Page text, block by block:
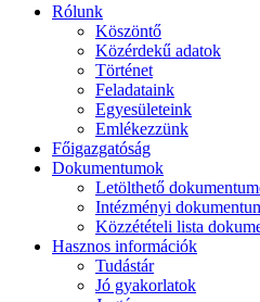
Rólunk
Köszöntő
Közérdekű adatok
Történet
Feladataink
Egyesületeink
Emlékezzünk
Főigazgatóság
Dokumentumok
Letölthető
Intézményi
Közzétételi lista
Hasznos információk
Tudástár
Jó gyakorlatok